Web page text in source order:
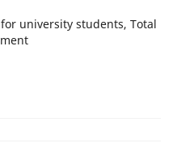
university students, Total